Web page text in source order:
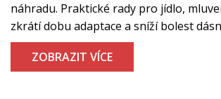
náhradu. Praktické rady pro jídlo,
zkrátí dobu adaptace a sníží bolest
ZOBRAZIT VÍCE